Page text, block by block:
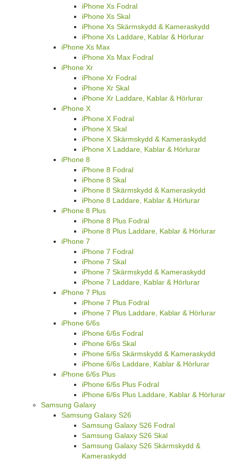
iPhone Xs Fodral
iPhone Xs Skal
iPhone Xs Skärmskydd & Kameraskydd
iPhone Xs Laddare, Kablar & Hörlurar
iPhone Xs Max
iPhone Xs Max Fodral
iPhone Xr
iPhone Xr Fodral
iPhone Xr Skal
iPhone Xr Laddare, Kablar & Hörlurar
iPhone X
iPhone X Fodral
iPhone X Skal
iPhone X Skärmskydd & Kameraskydd
iPhone X Laddare, Kablar & Hörlurar
iPhone 8
iPhone 8 Fodral
iPhone 8 Skal
iPhone 8 Skärmskydd & Kameraskydd
iPhone 8 Laddare, Kablar & Hörlurar
iPhone 8 Plus
iPhone 8 Plus Fodral
iPhone 8 Plus Laddare, Kablar & Hörlurar
iPhone 7
iPhone 7 Fodral
iPhone 7 Skal
iPhone 7 Skärmskydd & Kameraskydd
iPhone 7 Laddare, Kablar & Hörlurar
iPhone 7 Plus
iPhone 7 Plus Fodral
iPhone 7 Plus Laddare, Kablar & Hörlurar
iPhone 6/6s
iPhone 6/6s Fodral
iPhone 6/6s Skal
iPhone 6/6s Skärmskydd & Kameraskydd
iPhone 6/6s Laddare, Kablar & Hörlurar
iPhone 6/6s Plus
iPhone 6/6s Plus Fodral
iPhone 6/6s Plus Laddare, Kablar & Hörlurar
Samsung Galaxy
Samsung Galaxy S26
Samsung Galaxy S26 Fodral
Samsung Galaxy S26 Skal
Samsung Galaxy S26 Skärmskydd &
Kameraskydd